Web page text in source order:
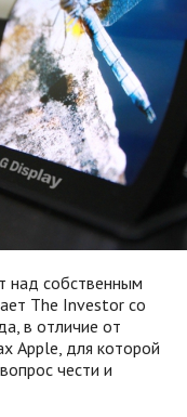
над собственным
The Investor со
в отличие от
Apple, для которой
чести и